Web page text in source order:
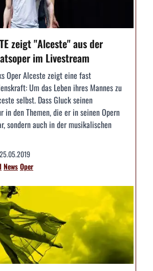
zeigt "Alceste" aus der
im Livestream
Oper Alceste zeigt eine fast
Um das Leben ihres Mannes zu
selbst. Dass Gluck seinen
in den Themen, die er in seinen Opern
sondern auch in der musikalischen
25.05.2019
NewsOper